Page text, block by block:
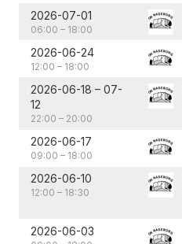
2026-07-01
06:00 – 18:00
2026-06-24
12:00 – 18:00
2026-06-18 – 07-
12
22:00 – 20:00
2026-06-17
09:00 – 18:00
2026-06-10
12:00 – 18:30
2026-06-03